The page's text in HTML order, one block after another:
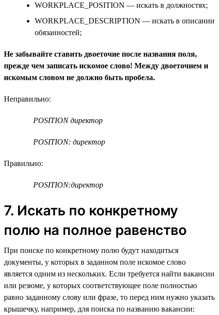
WORKPLACE_POSITION — искать в должностях;
WORKPLACE_DESCRIPTION — искать в описании
обязанностей;
Не забывайте ставить двоеточие после названия поля,
прежде чем записать искомое слово! Между двоеточием и
искомым словом не должно быть пробела.
Неправильно:
POSITION директор
POSITION: директор
Правильно:
POSITION:директор
7. Искать по конкретному
полю на полное равенство
При поиске по конкретному полю будут находиться
документы, у которых в заданном поле искомое слово
является одним из нескольких. Если требуется найти вакансии
или резюме, у которых соответствующее поле полностью
равно заданному слову или фразе, то перед ним нужно указать
крышечку, например, для поиска по названию вакансии: